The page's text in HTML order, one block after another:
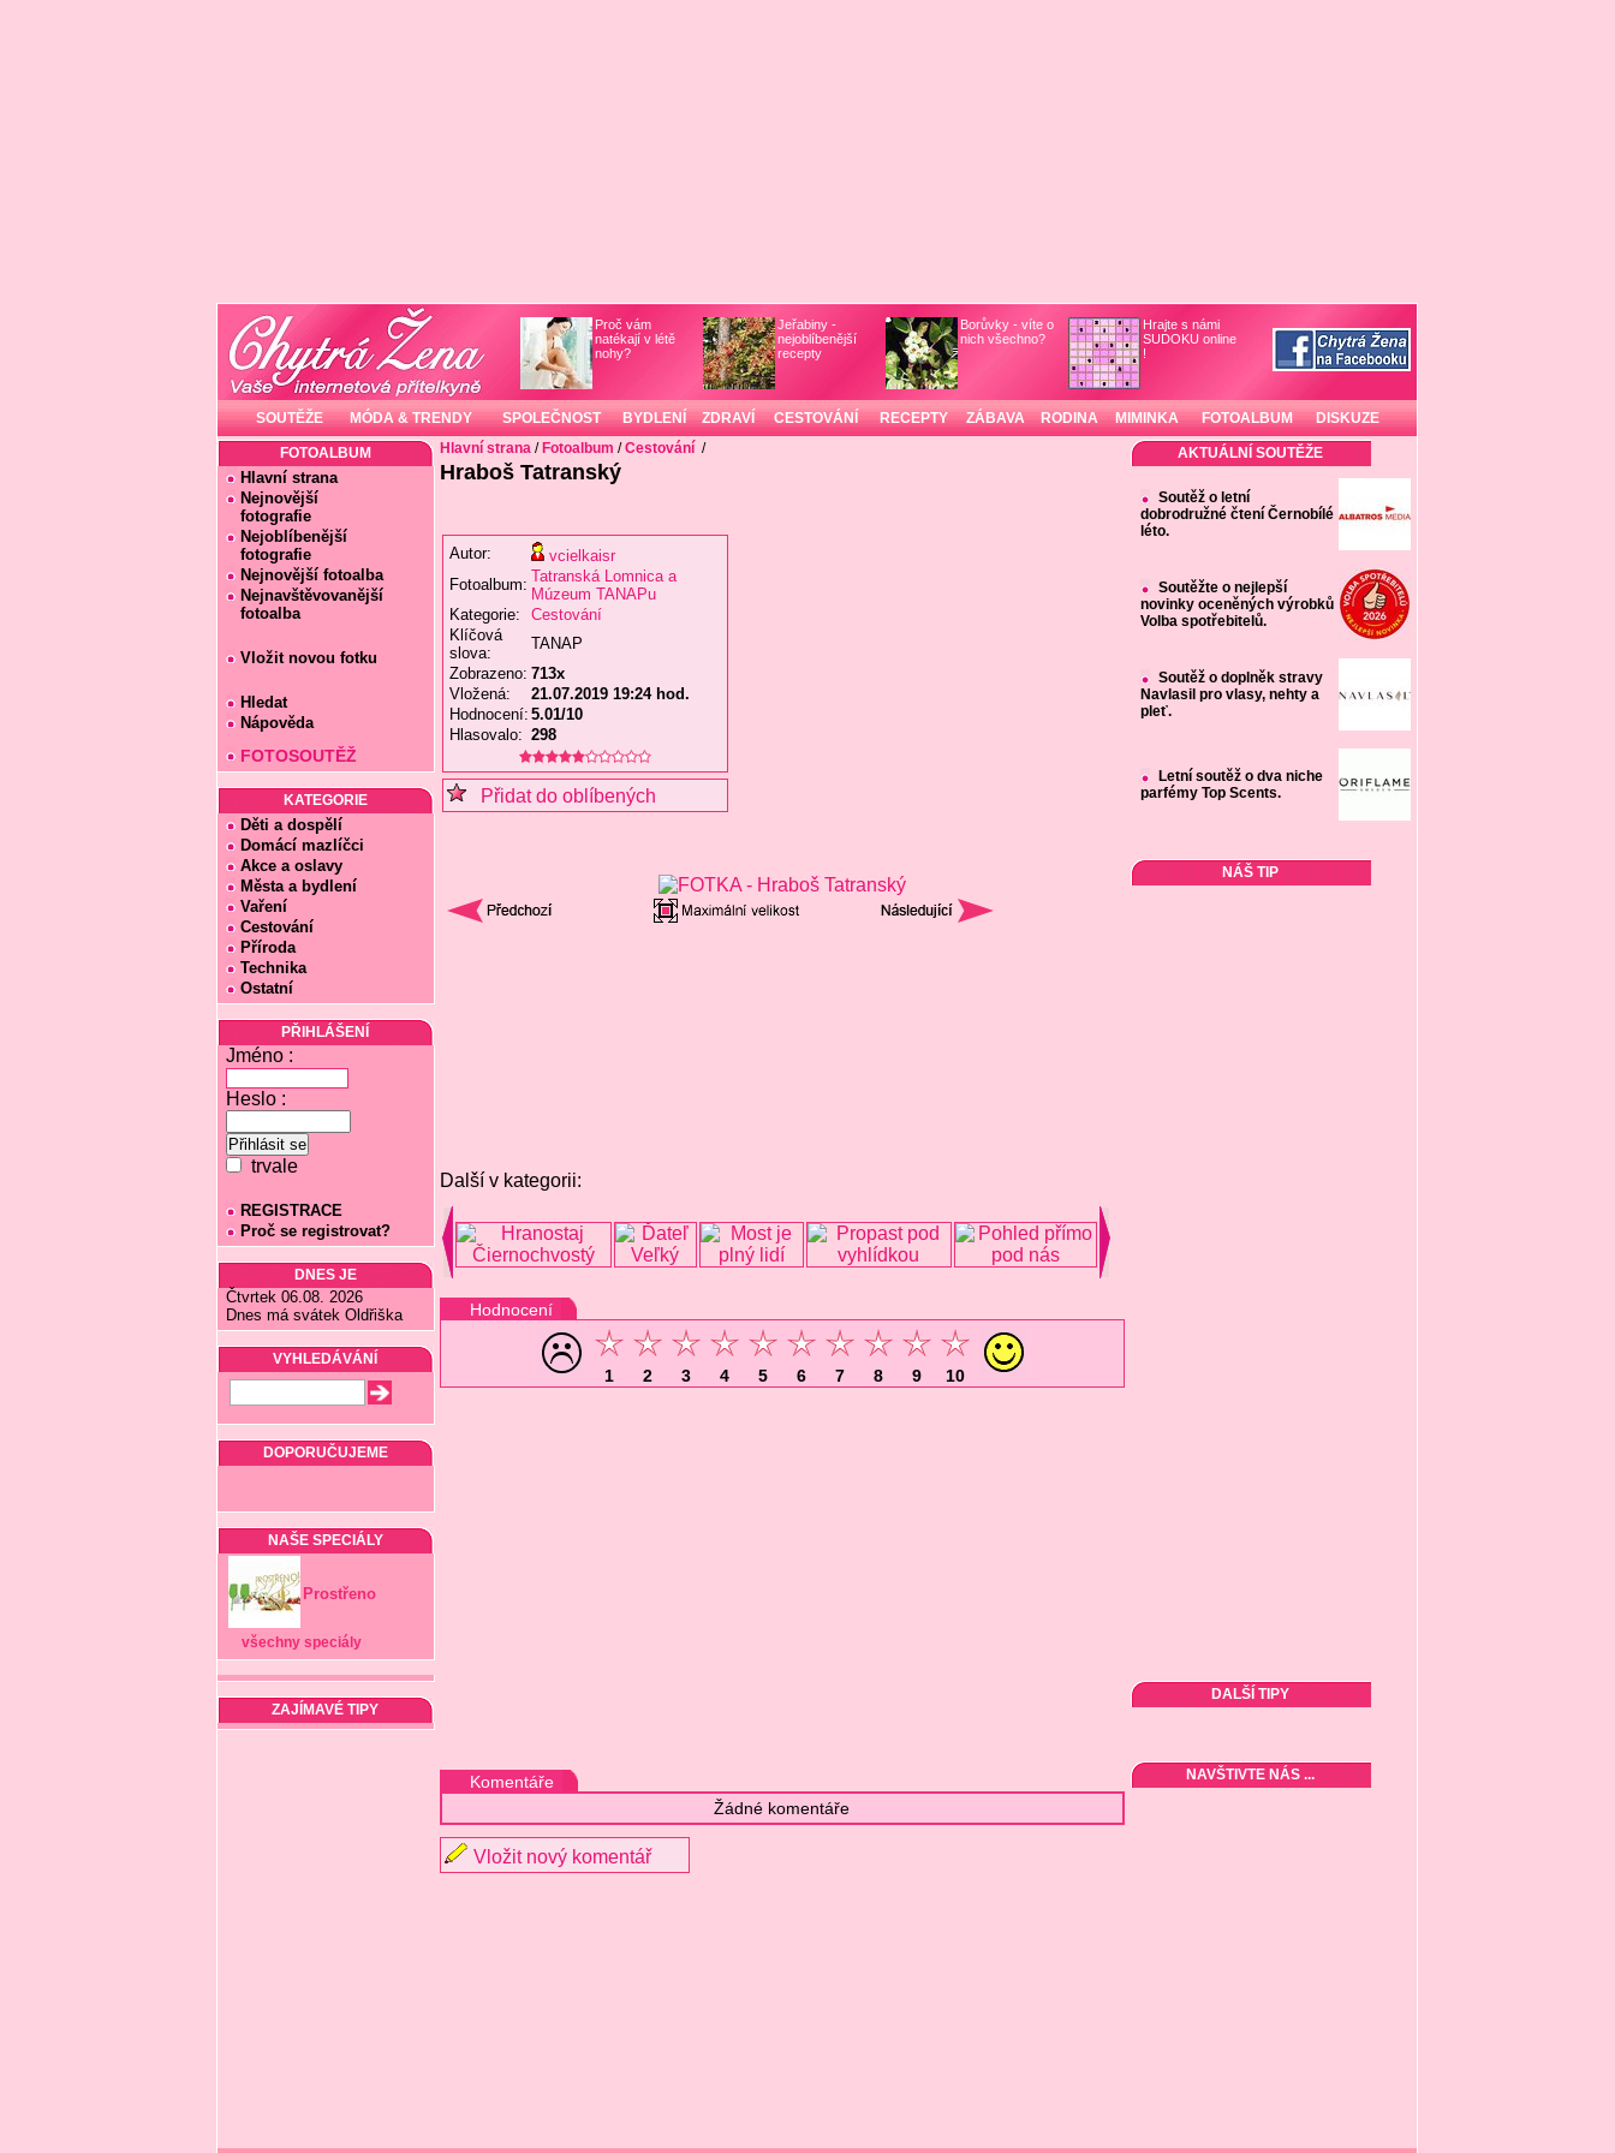
Proč vám
natékají v létě
nohy?
Jeřabiny -
nejoblíbenější
recepty
Borůvky - víte o
nich všechno?
Hrajte s námi
SUDOKU online
!
SOUTĚŽE MÓDA & TRENDY SPOLEČNOST BYDLENÍ ZDRAVÍ CESTOVÁNÍ RECEPTY ZÁBAVA RODINA MIMINKA FOTOALBUM DISKUZE
FOTOALBUM
Hlavní strana
Nejnovější
fotografie
Nejoblíbenější
fotografie
Nejnovější fotoalba
Nejnavštěvovanější
fotoalba
Vložit novou fotku
Hledat
Nápověda
FOTOSOUTĚŽ
KATEGORIE
Děti a dospělí
Domácí mazlíčci
Akce a oslavy
Města a bydlení
Vaření
Cestování
Příroda
Technika
Ostatní
PŘIHLÁŠENÍ
Jméno :
Heslo :
trvale
REGISTRACE
Proč se registrovat?
DNES JE
Čtvrtek 06.08. 2026
Dnes má svátek Oldřiška
VYHLEDÁVÁNÍ
DOPORUČUJEME
NAŠE SPECIÁLY
Prostřeno
všechny speciály
ZAJÍMAVÉ TIPY
Hlavní strana/ Fotoalbum /Cestování /
Hraboš Tatranský
Autor:
vcielkaisr
Fotoalbum: Tatranská Lomnica a
Múzeum TANAPu
Kategorie:
Cestování
Klíčová
slova:
TANAP
Zobrazeno: 713x
Vložená:
21.07.2019 19:24 hod.
Hodnocení: 5.01/10
Hlasovalo: 298
Přidat do oblíbených
Další v kategorii:
Hodnocení
1 2 3 4 5 6 7 8 9 10
Komentáře
Žádné komentáře
Vložit nový komentář
AKTUÁLNÍ SOUTĚŽE
Soutěž o letní
dobrodružné čtení Černobílé
léto.
Soutěžte o nejlepší
novinky oceněných výrobků
Volba spotřebitelů.
Soutěž o doplněk stravy
Navlasil pro vlasy, nehty a
pleť.
Letní soutěž o dva niche
parfémy Top Scents.
NÁŠ TIP
DALŠÍ TIPY
NAVŠTIVTE NÁS ...